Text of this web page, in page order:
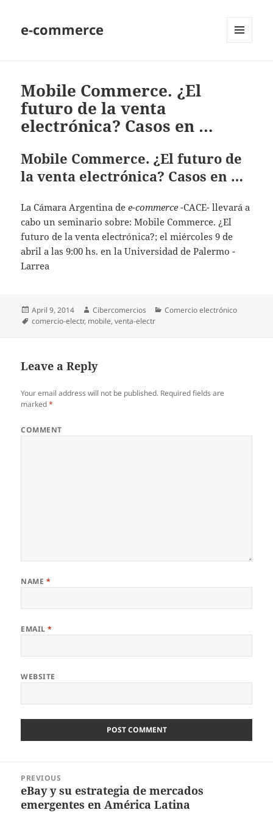
e-commerce
Mobile Commerce. ¿El
futuro de la venta
electrónica? Casos en …
Mobile Commerce. ¿El futuro de
la venta electrónica? Casos en …
La Cámara Argentina dee-commerce -CACE- llevará a
cabo un seminario sobre: Mobile Commerce. ¿El
futuro de la venta electrónica?; el miércoles 9 de
abril a las 9:00 hs. en la Universidad de Palermo -
Larrea
Posted
on
April 9, 2014 Author
Cibercomercios Categories
Comercio electrónico
Tags
comercio-electr, mobile,venta-electr
Leave a Reply
Your email address will not be published. Required fields are
marked*
COMMENT
NAME *
EMAIL*
WEBSITE
navigation
PREVIOUS
Previous
post:
eBay y su estrategia de mercados
emergentes en América Latina